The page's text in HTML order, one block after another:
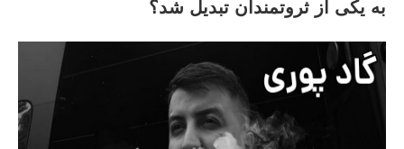
به یکی از ثروتمندان تبدیل شد؟